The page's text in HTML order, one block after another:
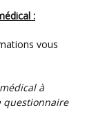
:
questionnaire